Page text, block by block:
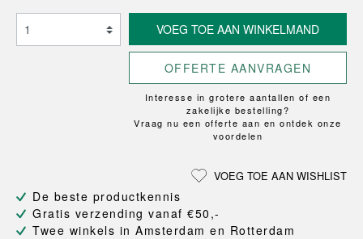
VOEG TOE AAN WINKELMAND
OFFERTE AANVRAGEN
Interesse in grotere aantallen of een
zakelijke bestelling?
Vraag nu een offerte aan en ontdek onze
voordelen
VOEG TOE AAN WISHLIST
De beste productkennis
Gratis verzending vanaf €50,-
Twee winkels in Amsterdam en Rotterdam